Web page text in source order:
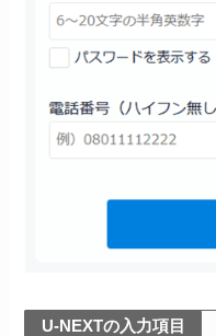
U-NEXTの入力項目